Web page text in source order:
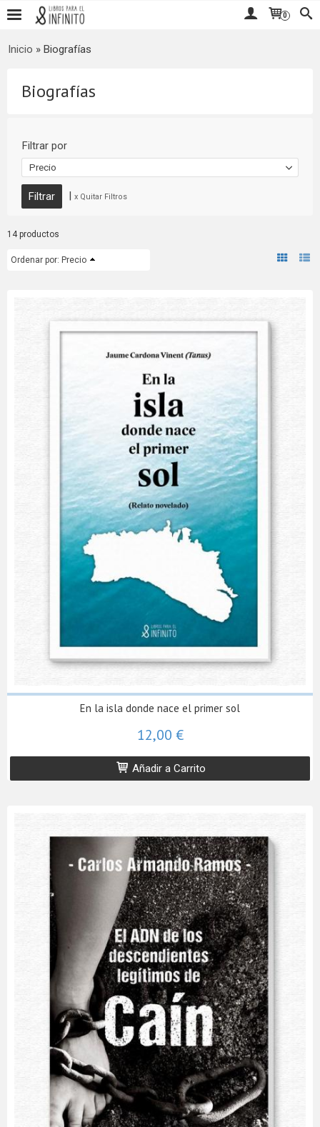
0
Inicio » Biografías
Biografías
Filtrar por
Precio
| x Quitar Filtros
14 productos
Ordenar por: Precio
En la isla donde nace el primer sol
12,00 €
Añadir a Carrito